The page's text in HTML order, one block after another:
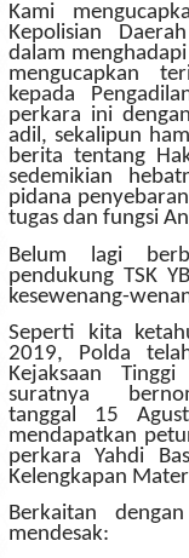
Kami
Kepolisian
dalam
mengucapkan
kepada
perkara ini
adil, sekalipun
berita tentang
sedemikian
pidana
tugas dan fungsi
Belum lagi
pendukung TSK
kesewenang-
Seperti kita
2019, Polda
Kejaksaan
suratnya
tanggal 15
mendapatkan
perkara Yahdi
Kelengkapan
Berkaitan
mendesak: